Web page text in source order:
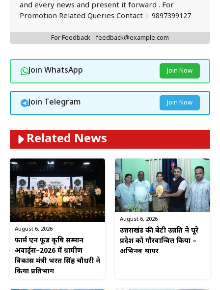
and every news and present it forward . For
Promotion Related Queries Contact :- 9897399127
For Feedback - feedback@example.com
Join WhatsApp Join Now
Join Telegram Join Now
Related News
August 6, 2026
फार्म एन फूड कृषि सम्मान
अवार्ड्स–2026 में ग्रामीण
विकास मंत्री भरत सिंह चौधरी ने
किया प्रतिभाग
August 6, 2026
उत्तराखंड की बेटी उन्नति ने पूरे
प्रदेश को गौरवान्वित किया –
अभिनव थापर